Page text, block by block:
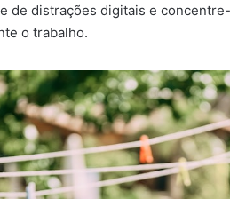
de distrações digitais e
o trabalho.